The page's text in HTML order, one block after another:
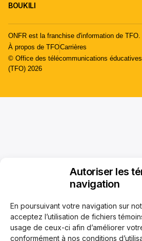
Autoriser les
navigation
En poursuivant votre navigation sur
acceptez l’utilisation de fichiers
usage de ceux-ci afin d’améliorer
conformément à nos conditions
BOUKILI
ONFR est la franchise d'information de TFO.
À propos de TFOCarrières
© Office des télécommunications
(TFO) 2026